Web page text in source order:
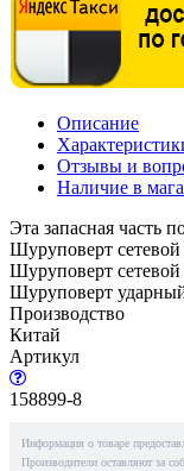
Описание
Отзывы и
Наличие в
Эта запасная часть
Шуруповерт
Шуруповерт
Шуруповерт
Производство
Китай
Артикул
158899-8
Информация о товаре
Производители оставляют за